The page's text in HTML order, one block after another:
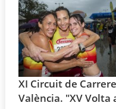
XI Circuit de
València. "XV Volta